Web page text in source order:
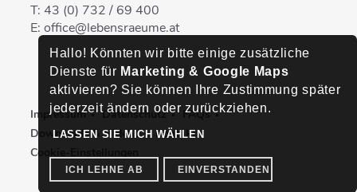
T:43 (0) 732 / 69 400
E:office@lebensraeume.at
Impressum Datenschutz
FAQs
Downloads & Videos
Kontakt
Cookie-Einstellungen
Hallo! Könnten wir bitte einige zusätzliche
Dienste für Marketing & Google Maps
aktivieren? Sie können Ihre Zustimmung später
jederzeit ändern oder zurückziehen.
LASSEN SIE MICH WÄHLEN
ICH LEHNE AB EINVERSTANDEN